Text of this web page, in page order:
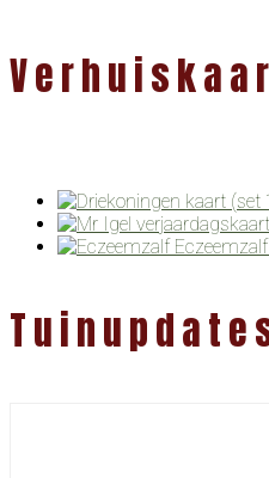
Eczeemzalf